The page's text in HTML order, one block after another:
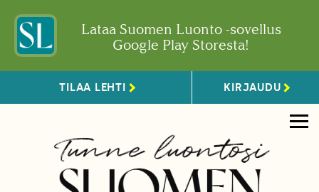
Lataa Suomen Luonto -sovellus
Google Play Storesta!
TILAA LEHTI KIRJAUDU